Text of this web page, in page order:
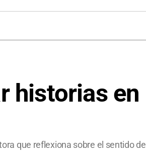
historias en
que reflexiona sobre el sentido de